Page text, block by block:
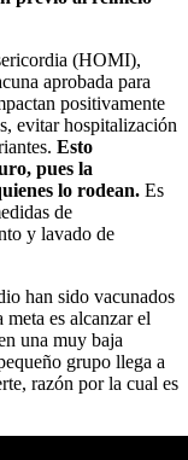
(HOMI),
aprobada para
positivamente
evitar hospitalización
Esto
pues la
lo rodean. Es
de
y lavado de
han sido vacunados
es alcanzar el
una muy baja
grupo llega a
razón por la cual es